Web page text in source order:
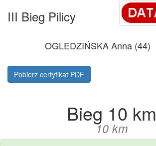
III Bieg Pilicy
OGLEDZIŃSKA Anna (44)
Pobierz certyfikat PDF
Bieg 10 km
10 km